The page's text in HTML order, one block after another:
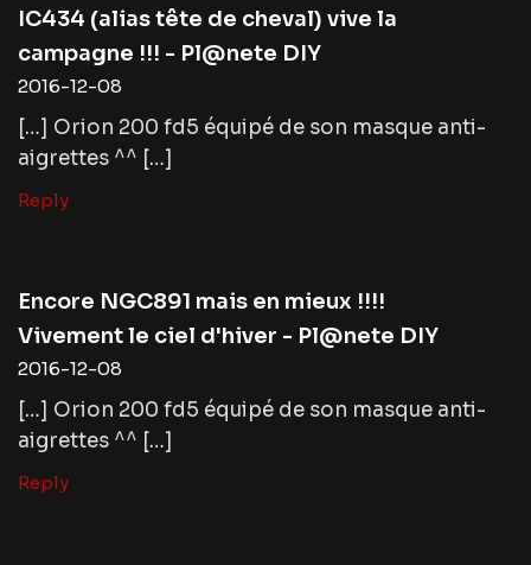
IC434 (alias tête de cheval) vive la
campagne !!! - Pl@nete DIY
2016-12-08
[…] Orion 200 fd5 équipé de son masque anti-
aigrettes ^^ […]
Reply
Encore NGC891 mais en mieux !!!!
Vivement le ciel d'hiver - Pl@nete DIY
2016-12-08
[…] Orion 200 fd5 équipé de son masque anti-
aigrettes ^^ […]
Reply